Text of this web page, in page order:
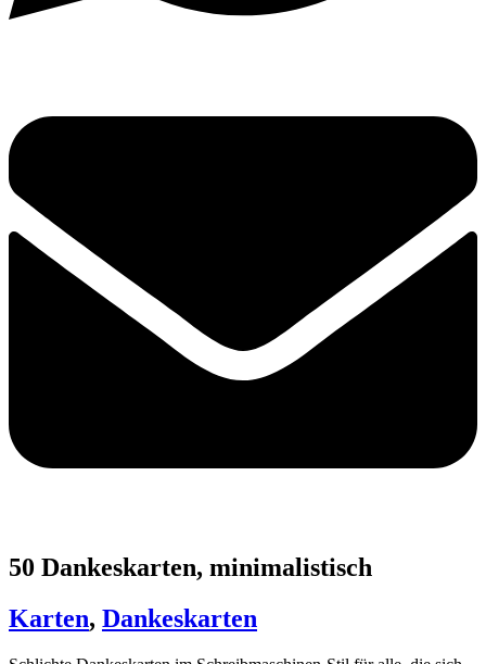
50 Dankeskarten, minimalistisch
Karten, Dankeskarten